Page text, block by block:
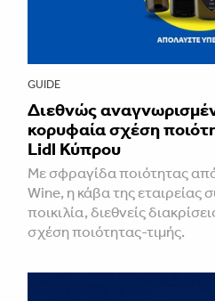
GUIDE
Διεθνώς
κορυφαία σχέση
Lidl Κύπρου
Με σφραγίδα ποιότητας
Wine, η κάβα της εταιρείας
ποικιλία, διεθνείς
σχέση ποιότητας-τιμής.